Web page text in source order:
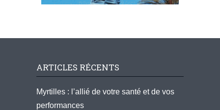
ARTICLES RÉCENTS
Myrtilles : l’allié de votre santé et de vos
performances